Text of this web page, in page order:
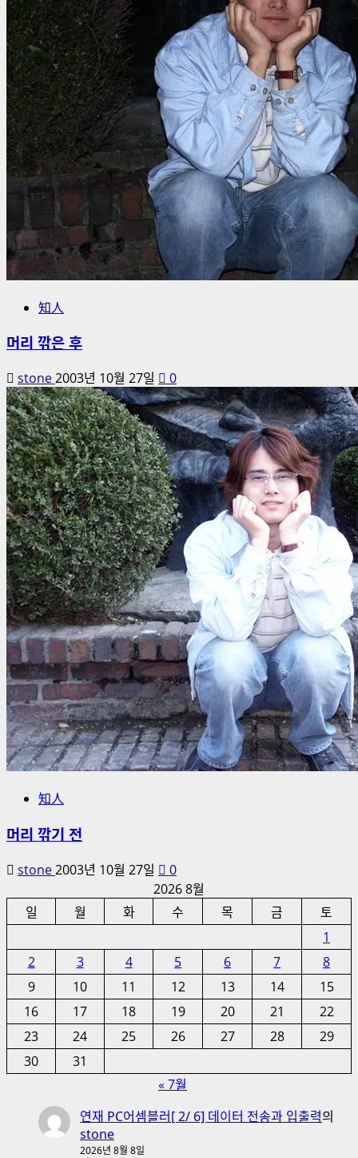
知人
머리 깎은 후
stone2003년 10월 27일 0
知人
머리 깎기 전
stone2003년 10월 27일
0
2026 8월
일
월 화 수 목 금
토
1
2
3 4 5 6 7
8
9
10 11 12 13 14
15
16
17 18 19 20 21
22
23
24 25 26 27 28
29
30
31
« 7월
연재 PC어셈블러[ 2/ 6] 데이터 전송과 입출력의
stone
2026년 8월 8일